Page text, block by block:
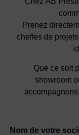
Prenez
cheffes de
Que ce soit
showroom
Nom de votre